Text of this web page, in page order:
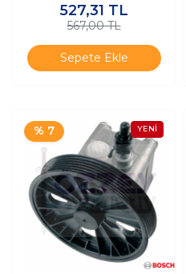
527,31 TL
567,00 TL
Sepete Ekle
% 7